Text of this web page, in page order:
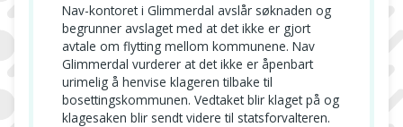
Nav-kontoret i Glimmerdal avslår søknaden og
begrunner avslaget med at det ikke er gjort
avtale om flytting mellom kommunene. Nav
Glimmerdal vurderer at det ikke er åpenbart
urimelig å henvise klageren tilbake til
bosettingskommunen. Vedtaket blir klaget på og
klagesaken blir sendt videre til statsforvalteren.